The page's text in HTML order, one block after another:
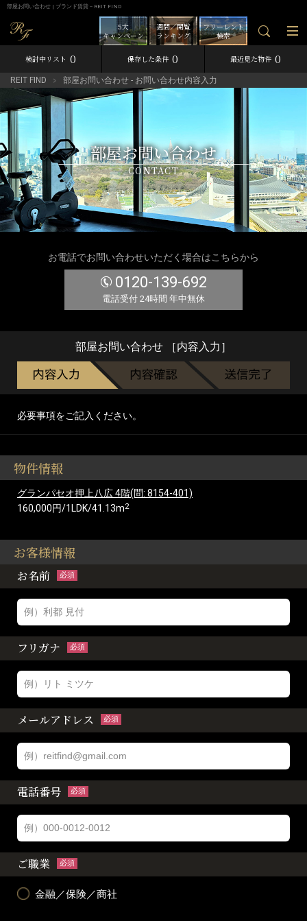
部屋お問い合わせ | ブランド賃貸－REIT FIND
フリーレント
検索
週間／閲覧
ランキング
5大
キャンペーン
検討中リスト 0 保存した条件 0 最近見た物件 0
REIT FIND 部屋お問い合わせ - お問い合わせ内容入力
部屋お問い合わせ
CONTACT
お電話でお問い合わせいただく場合はこちらから
0120-139-692
電話受付 24時間 年中無休
部屋お問い合わせ ［内容入力］
必要事項をご記入ください。
物件情報
グランパセオ押上八広 4階(問: 8154-401)
160,000円/1LDK/41.13m2
お客様情報
お名前 必須
フリガナ 必須
メールアドレス 必須
電話番号 必須
ご職業 必須
金融／保険／商社